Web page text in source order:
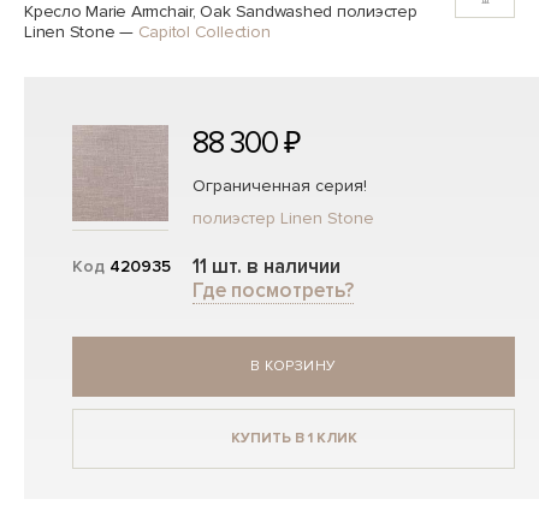
Кресло Marie Armchair, Oak Sandwashed полиэстер
Linen Stone — Capitol Collection
Код 420935
88 300 ₽
Ограниченная серия!
полиэстер Linen Stone
11 шт. в наличии
Где посмотреть?
В КОРЗИНУ
КУПИТЬ В 1 КЛИК